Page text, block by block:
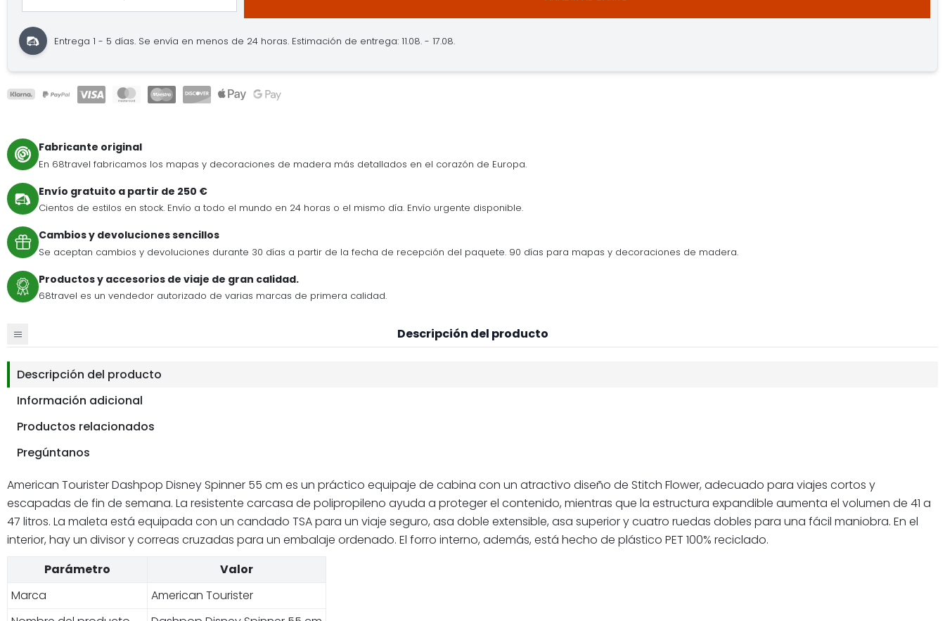
Entrega 1 - 5 días. Se envía en menos de 24 horas. Estimación de entrega: 11.08. - 17.08.
Fabricante original
En 68travel fabricamos los mapas y decoraciones de madera más detallados en el corazón de Europa.
Envío gratuito a partir de 250 €
Cientos de estilos en stock. Envío a todo el mundo en 24 horas o el mismo día. Envío urgente disponible.
Cambios y devoluciones sencillos
Se aceptan cambios y devoluciones durante 30 días a partir de la fecha de recepción del paquete. 90 días para mapas y decoraciones de madera.
Productos y accesorios de viaje de gran calidad.
68travel es un vendedor autorizado de varias marcas de primera calidad.
Descripción del producto
Descripción del producto
Información adicional
Productos relacionados
Pregúntanos
American Tourister Dashpop Disney Spinner 55 cm es un práctico equipaje de cabina con un atractivo diseño de Stitch Flower, adecuado para viajes cortos y
escapadas de fin de semana. La resistente carcasa de polipropileno ayuda a proteger el contenido, mientras que la estructura expandible aumenta el volumen de 41 a
47 litros. La maleta está equipada con un candado TSA para un viaje seguro, asa doble extensible, asa superior y cuatro ruedas dobles para una fácil maniobra. En el
interior, hay un divisor y correas cruzadas para un embalaje ordenado. El forro interno, además, está hecho de plástico PET 100% reciclado.
Parámetro
Valor
Marca
American Tourister